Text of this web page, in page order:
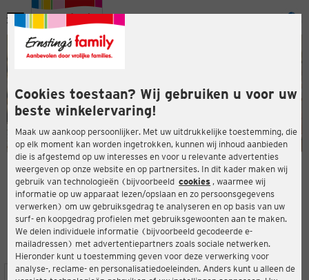
Cookies toestaan? Wij gebruiken u voor uw
beste winkelervaring!
Maak uw aankoop persoonlijker. Met uw uitdrukkelijke toestemming, die
op elk moment kan worden ingetrokken, kunnen wij inhoud aanbieden
die is afgestemd op uw interesses en voor u relevante advertenties
weergeven op onze website en op partnersites. In dit kader maken wij
gebruik van technologieën (bijvoorbeeld cookies , waarmee wij
informatie op uw apparaat lezen/opslaan en zo persoonsgegevens
verwerken) om uw gebruiksgedrag te analyseren en op basis van uw
surf- en koopgedrag profielen met gebruiksgewoonten aan te maken.
We delen individuele informatie (bijvoorbeeld gecodeerde e-
mailadressen) met advertentiepartners zoals sociale netwerken.
Hieronder kunt u toestemming geven voor deze verwerking voor
analyse-, reclame- en personalisatiedoeleinden. Anders kunt u alleen de
Menu
ERNSTING'S FAMILY-WINKEL
Marktstr. 32
30890 Barsinghausen
4,5
Beoordeling:
LOCATIE